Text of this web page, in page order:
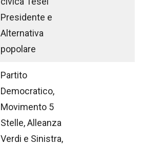
Presidente e
Alternativa
popolare
Partito
Democratico,
Movimento 5
Stelle, Alleanza
Verdi e Sinistra,